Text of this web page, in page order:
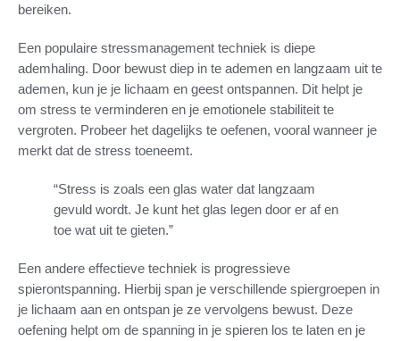
bereiken.
Een populaire stressmanagement techniek is diepe
ademhaling. Door bewust diep in te ademen en langzaam uit te
ademen, kun je je lichaam en geest ontspannen. Dit helpt je
om stress te verminderen en je emotionele stabiliteit te
vergroten. Probeer het dagelijks te oefenen, vooral wanneer je
merkt dat de stress toeneemt.
“Stress is zoals een glas water dat langzaam
gevuld wordt. Je kunt het glas legen door er af en
toe wat uit te gieten.”
Een andere effectieve techniek is progressieve
spierontspanning. Hierbij span je verschillende spiergroepen in
je lichaam aan en ontspan je ze vervolgens bewust. Deze
oefening helpt om de spanning in je spieren los te laten en je